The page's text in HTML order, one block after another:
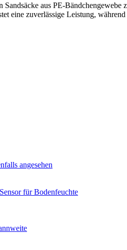
aus PE-
eine zuverlässige Leistung,
angesehen
für Bodenfeuchte